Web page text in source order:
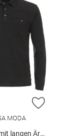
HINZUFÜGEN
ZUR
MODA
langen Ärmeln